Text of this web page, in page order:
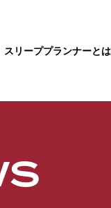
スリーププランナーとは